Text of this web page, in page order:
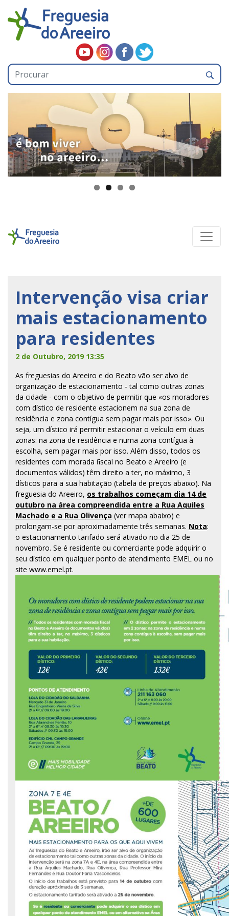
Intervenção visa criar
mais estacionamento
para residentes
2 de Outubro, 2019 13:35
As freguesias do Areeiro e do Beato vão ser alvo de
organização de estacionamento - tal como outras zonas
da cidade - com o objetivo de permitir que «os moradores
com dístico de residente estacionem na sua zona de
residência e zona contígua sem pagar mais por isso». Ou
seja, um dístico irá permitir estacionar o veículo em duas
zonas: na zona de residência e numa zona contígua à
escolha, sem pagar mais por isso. Além disso, todos os
residentes com morada ﬁscal no Beato e Areeiro (e
documentos válidos) têm direito a ter, no máximo, 3
dísticos para a sua habitação (tabela de preços abaixo). Na
freguesia do Areeiro, os trabalhos começam dia 14 de
outubro na área compreendida entre a Rua Aquiles
Machado e a Rua Olivença (ver mapa abaixo) e
prolongam-se por aproximadamente três semanas. Nota:
o estacionamento tarifado será ativado no dia 25 de
novembro. Se é residente ou comerciante pode adquirir o
seu dístico em qualquer ponto de atendimento EMEL ou no
site www.emel.pt.